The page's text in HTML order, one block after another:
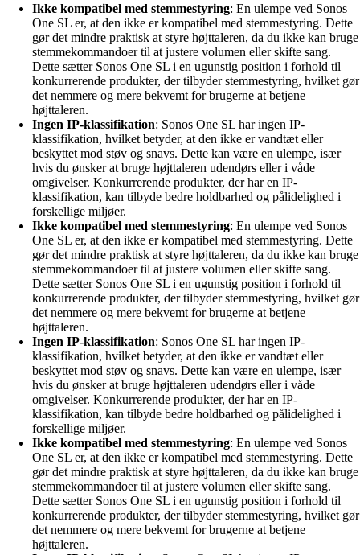
Ikke kompatibel med stemmestyring: En ulempe ved Sonos
One SL er, at den ikke er kompatibel med stemmestyring. Dette
gør det mindre praktisk at styre højttaleren, da du ikke kan bruge
stemmekommandoer til at justere volumen eller skifte sang.
Dette sætter Sonos One SL i en ugunstig position i forhold til
konkurrerende produkter, der tilbyder stemmestyring, hvilket gør
det nemmere og mere bekvemt for brugerne at betjene
højttaleren.
Ingen IP-klassifikation: Sonos One SL har ingen IP-
klassifikation, hvilket betyder, at den ikke er vandtæt eller
beskyttet mod støv og snavs. Dette kan være en ulempe, især
hvis du ønsker at bruge højttaleren udendørs eller i våde
omgivelser. Konkurrerende produkter, der har en IP-
klassifikation, kan tilbyde bedre holdbarhed og pålidelighed i
forskellige miljøer.
Ikke kompatibel med stemmestyring: En ulempe ved Sonos
One SL er, at den ikke er kompatibel med stemmestyring. Dette
gør det mindre praktisk at styre højttaleren, da du ikke kan bruge
stemmekommandoer til at justere volumen eller skifte sang.
Dette sætter Sonos One SL i en ugunstig position i forhold til
konkurrerende produkter, der tilbyder stemmestyring, hvilket gør
det nemmere og mere bekvemt for brugerne at betjene
højttaleren.
Ingen IP-klassifikation: Sonos One SL har ingen IP-
klassifikation, hvilket betyder, at den ikke er vandtæt eller
beskyttet mod støv og snavs. Dette kan være en ulempe, især
hvis du ønsker at bruge højttaleren udendørs eller i våde
omgivelser. Konkurrerende produkter, der har en IP-
klassifikation, kan tilbyde bedre holdbarhed og pålidelighed i
forskellige miljøer.
Ikke kompatibel med stemmestyring: En ulempe ved Sonos
One SL er, at den ikke er kompatibel med stemmestyring. Dette
gør det mindre praktisk at styre højttaleren, da du ikke kan bruge
stemmekommandoer til at justere volumen eller skifte sang.
Dette sætter Sonos One SL i en ugunstig position i forhold til
konkurrerende produkter, der tilbyder stemmestyring, hvilket gør
det nemmere og mere bekvemt for brugerne at betjene
højttaleren.